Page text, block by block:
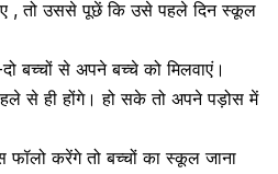
, तो उससे पूछें कि उसे पहले दिन स्कूल
बच्चों से अपने बच्‍चे को मिलवाएं।
से ही होंगे। हो सके तो अपने पड़ोस में
फॉलो करेंगे तो बच्चों का स्कूल जाना